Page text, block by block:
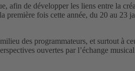
afin de développer les liens entre la
fois cette année, du 20 au 23
des programmateurs, et surtout à
ouvertes par l’échange